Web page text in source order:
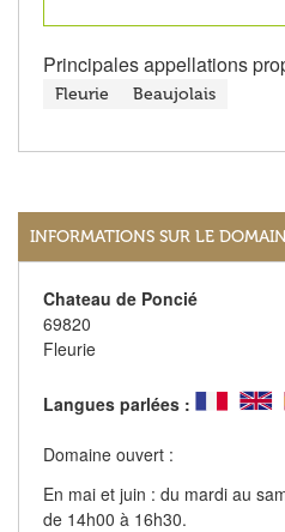
Principales appellations
Fleurie Beaujolais
INFORMATIONS SUR LE
Chateau de Poncié
69820
Fleurie
Langues parlées :
Domaine ouvert :
En mai et juin : du mardi au
de 14h00 à 16h30.